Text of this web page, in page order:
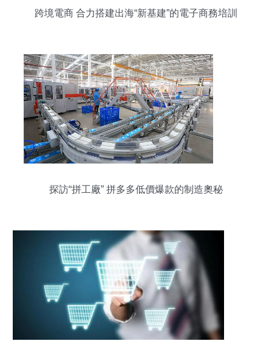
跨境電商 合力搭建出海“新基建”的電子商務培訓
探訪“拼工廠” 拼多多低價爆款的制造奧秘